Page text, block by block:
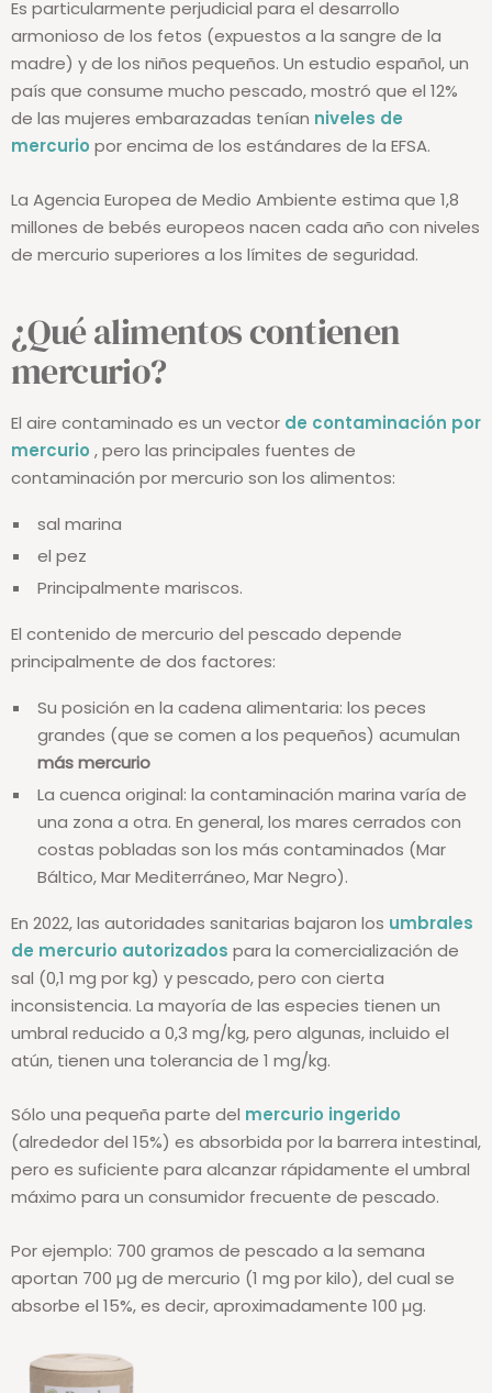
Es particularmente perjudicial para el desarrollo
armonioso de los fetos (expuestos a la sangre de la
madre) y de los niños pequeños. Un estudio español, un
país que consume mucho pescado, mostró que el 12%
de las mujeres embarazadas tenían niveles de
mercurio por encima de los estándares de la EFSA.
La Agencia Europea de Medio Ambiente estima que 1,8
millones de bebés europeos nacen cada año con niveles
de mercurio superiores a los límites de seguridad.
¿Qué alimentos contienen
mercurio?
El aire contaminado es un vector de contaminación por
mercurio , pero las principales fuentes de
contaminación por mercurio son los alimentos:
sal marina
el pez
Principalmente mariscos.
El contenido de mercurio del pescado depende
principalmente de dos factores:
Su posición en la cadena alimentaria: los peces
grandes (que se comen a los pequeños) acumulan
más mercurio
La cuenca original: la contaminación marina varía de
una zona a otra. En general, los mares cerrados con
costas pobladas son los más contaminados (Mar
Báltico, Mar Mediterráneo, Mar Negro).
En 2022, las autoridades sanitarias bajaron los umbrales
de mercurio autorizados para la comercialización de
sal (0,1 mg por kg) y pescado, pero con cierta
inconsistencia. La mayoría de las especies tienen un
umbral reducido a 0,3 mg/kg, pero algunas, incluido el
atún, tienen una tolerancia de 1 mg/kg.
Sólo una pequeña parte del mercurio ingerido
(alrededor del 15%) es absorbida por la barrera intestinal,
pero es suficiente para alcanzar rápidamente el umbral
máximo para un consumidor frecuente de pescado.
Por ejemplo: 700 gramos de pescado a la semana
aportan 700 µg de mercurio (1 mg por kilo), del cual se
absorbe el 15%, es decir, aproximadamente 100 µg.